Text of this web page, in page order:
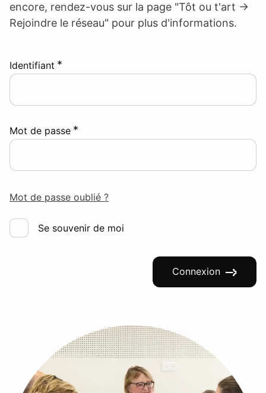
encore, rendez-vous sur la page "Tôt ou t'art ->
Rejoindre le réseau" pour plus d'informations.
Identifiant *
Mot de passe *
Mot de passe oublié ?
Se souvenir de moi
Connexion